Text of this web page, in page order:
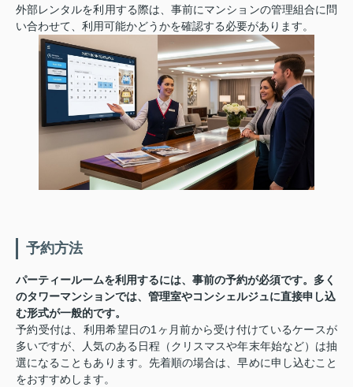
外部レンタルを利用する際は、事前にマンションの管理組合に問
い合わせて、利用可能かどうかを確認する必要があります。
予約方法
パーティールームを利用するには、事前の予約が必須です。多く
のタワーマンションでは、管理室やコンシェルジュに直接申し込
む形式が一般的です。
予約受付は、利用希望日の1ヶ月前から受け付けているケースが
多いですが、人気のある日程（クリスマスや年末年始など）は抽
選になることもあります。先着順の場合は、早めに申し込むこと
をおすすめします。